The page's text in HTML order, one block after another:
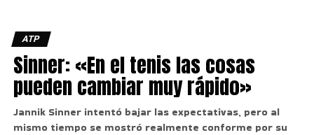
ATP
Sinner: «En el tenis las cosas
pueden cambiar muy rápido»
Jannik Sinner intentó bajar las expectativas, pero al
mismo tiempo se mostró realmente conforme por su